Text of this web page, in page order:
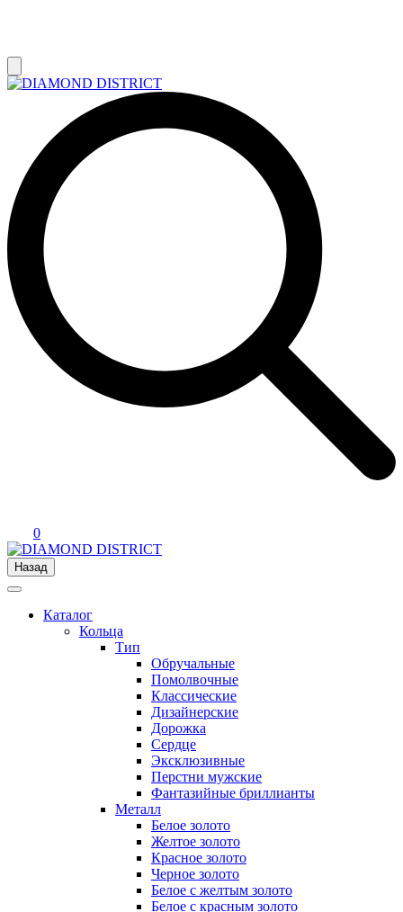
0
Назад
Каталог
Кольца
Тип
Обручальные
Помолвочные
Классические
Дизайнерские
Дорожка
Сердце
Эксклюзивные
Перстни мужские
Фантазийные бриллианты
Металл
Белое золото
Желтое золото
Красное золото
Черное золото
Белое с желтым золото
Белое с красным золото